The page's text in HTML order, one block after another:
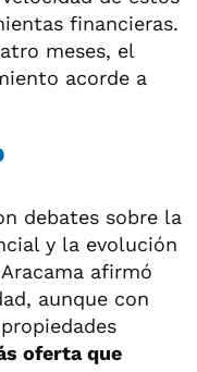
financieras.
meses, el
acorde a
debates sobre la
y la evolución
afirmó
aunque con
oferta que